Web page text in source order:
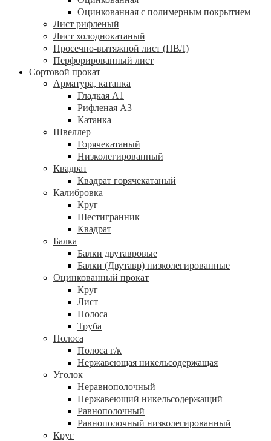
Оцинкованная с полимерным покрытием
Лист рифленый
Лист холоднокатаный
Просечно-вытяжной лист (ПВЛ)
Перфорированный лист
Сортовой прокат
Арматура, катанка
Гладкая А1
Рифленая А3
Катанка
Швеллер
Горячекатаный
Низколегированный
Квадрат
Квадрат горячекатаный
Калибровка
Круг
Шестигранник
Квадрат
Балка
Балки двутавровые
Балки (Двутавр) низколегированные
Оцинкованный прокат
Круг
Лист
Полоса
Труба
Полоса
Полоса г/к
Нержавеющая никельсодержащая
Уголок
Неравнополочный
Нержавеющий никельсодержащий
Равнополочный
Равнополочный низколегированный
Круг